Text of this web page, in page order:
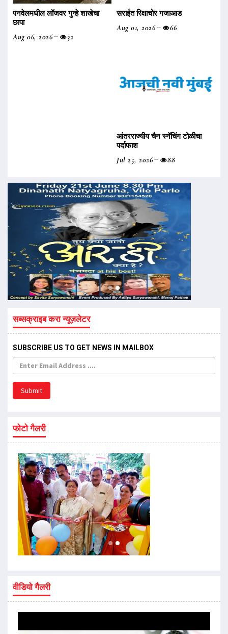
पनवेलमधील लॉजवर गुन्हे शाखेचा
छापा
Aug 06, 2026
32
सराईत रिक्षाचोर गजाआड
Aug 01, 2026
66
आंतरराज्यीय चैन स्नॅचिंग टोळीचा
पर्दाफाश
Jul 25, 2026
88
सब्सक्राइब करा न्यूज़लेटर
SUBSCRIBE US TO GET NEWS IN MAILBOX
Submit
फोटो गैलरी
वीडियो गैलरी